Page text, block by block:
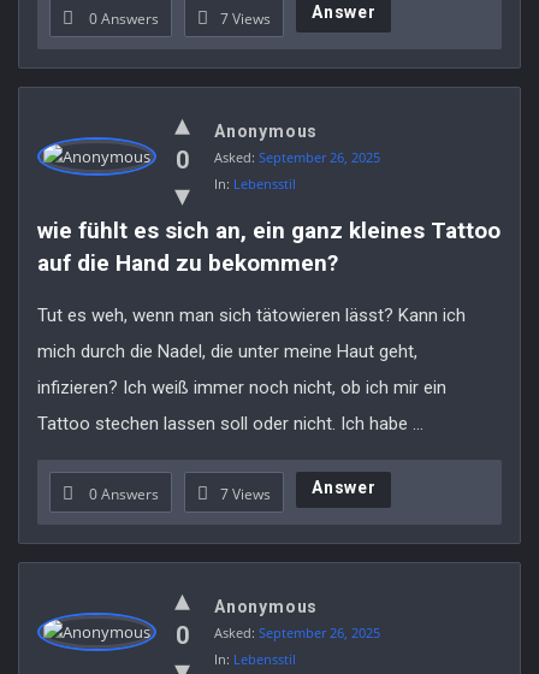
0 Answers 7Views Answer
0
Anonymous
Asked: September 26, 2025
In: Lebensstil
wie fühlt es sich an, ein ganz kleines Tattoo
auf die Hand zu bekommen?
Tut es weh, wenn man sich tätowieren lässt? Kann ich
mich durch die Nadel, die unter meine Haut geht,
infizieren? Ich weiß immer noch nicht, ob ich mir ein
Tattoo stechen lassen soll oder nicht. Ich habe ...
0 Answers 7Views Answer
0
Anonymous
Asked: September 26, 2025
In: Lebensstil